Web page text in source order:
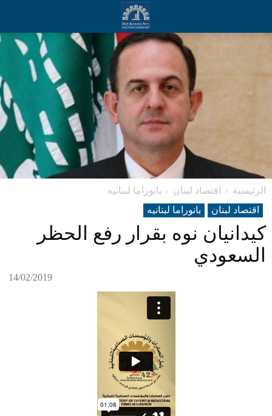
الرئيسية اقتصاد لبنان
بانوراما لبنانیه
اقتصاد لبنان
بانوراما لبنانیه
كيدانيان نوه بقرار رفع الحظر
السعودي
14/02/2019